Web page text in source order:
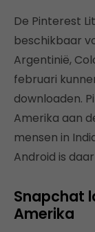
De Pinterest
beschikbaar
Argentinië,
februari
downloaden.
Amerika aan
mensen in
Android is
Snapchat
Amerika